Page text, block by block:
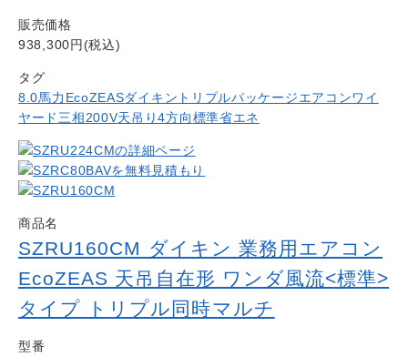
販売価格
938,300円(税込)
タグ
8.0馬力 EcoZEASダイキン トリプルパッケージエアコンワイ
ヤード 三相200V天吊り4方向標準省エネ
商品名
SZRU160CM ダイキン 業務用エアコン
EcoZEAS 天吊自在形 ワンダ風流<標準>
タイプ トリプル同時マルチ
型番